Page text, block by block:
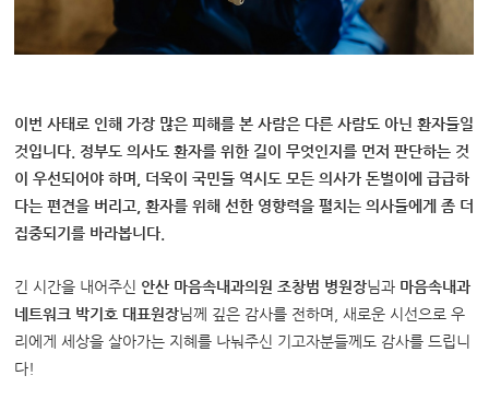
이번 사태로 인해 가장 많은 피해를 본 사람은 다른 사람도 아닌 환자들일
것입니다. 정부도 의사도 환자를 위한 길이 무엇인지를 먼저 판단하는 것
이 우선되어야 하며, 더욱이 국민들 역시도 모든 의사가 돈벌이에 급급하
다는 편견을 버리고, 환자를 위해 선한 영향력을 펼치는 의사들에게 좀 더
집중되기를 바라봅니다.
긴 시간을 내어주신 안산 마음속내과의원 조창범 병원장님과 마음속내과
네트워크 박기호 대표원장님께 깊은 감사를 전하며, 새로운 시선으로 우
리에게 세상을 살아가는 지혜를 나눠주신 기고자분들께도 감사를 드립니
다!